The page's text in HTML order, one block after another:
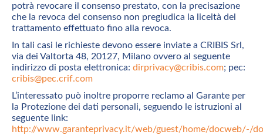
potrà revocare il consenso prestato, con la precisazione
che la revoca del consenso non pregiudica la liceità del
trattamento effettuato fino alla revoca.
In tali casi le richieste devono essere inviate a CRIBIS Srl,
via dei Valtorta 48, 20127, Milano ovvero al seguente
indirizzo di posta elettronica: dirprivacy@cribis.com; pec:
cribis@pec.crif.com
L’interessato può inoltre proporre reclamo al Garante per
la Protezione dei dati personali, seguendo le istruzioni al
seguente link:
http://www.garanteprivacy.it/web/guest/home/docweb/-/